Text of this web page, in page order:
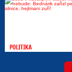
POLITIKA